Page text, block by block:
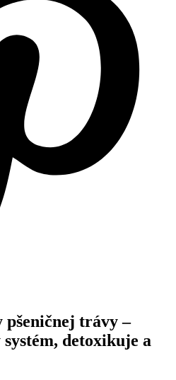
pšeničnej trávy –
detoxikuje a